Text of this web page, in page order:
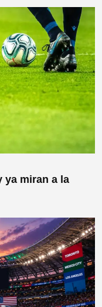
ya miran a la